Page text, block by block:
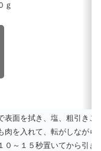
ｇ
表面を拭き、塩、粗引きこ
肉を入れて、転がしなが
０～１５秒置いてから引